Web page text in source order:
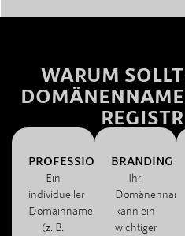
WARUM
PROFESSIONALITÄT
Ein
individueller
Domainname
(z. B.
BRANDING
Ihr
Domänenname
kann ein
wichtiger